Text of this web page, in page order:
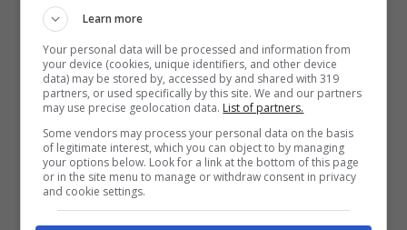
(© Getty Images)
Learn more
Your personal data will be processed and information from
your device (cookies, unique identifiers, and other device
data) may be stored by, accessed by and shared with 319
partners, or used specifically by this site. We and our partners
may use precise geolocation data. List of partners.
Some vendors may process your personal data on the basis
of legitimate interest, which you can object to by managing
your options below. Look for a link at the bottom of this page
or in the site menu to manage or withdraw consent in privacy
and cookie settings.